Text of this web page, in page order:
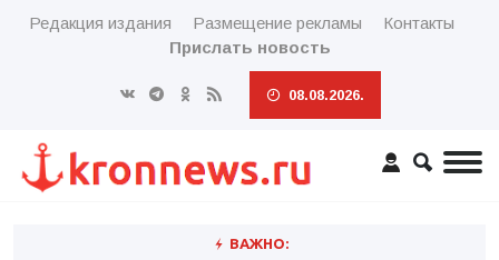
Редакция издания Размещение рекламы
Контакты
Прислать новость
08.08.2026.
ВАЖНО: